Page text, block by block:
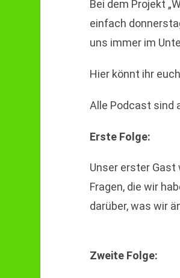
Bei dem Projekt
einfach
uns immer im
Hier könnt ihr
Alle Podcast sind
Erste Folge:
Unser erster Gast
Fragen, die wir
darüber, was wir
Zweite Folge: